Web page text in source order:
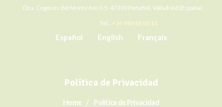
Ctra. Cogeces del Monte Km 0,5. 47300 Peñafiel, Valladolid (España).
Tel.: +34 983 88 00 11
Español English Français
Política de Privacidad
Home Política de Privacidad